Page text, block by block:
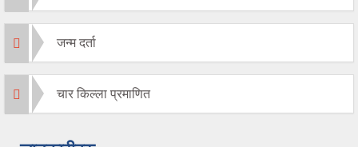
जन्म दर्ता
चार किल्ला प्रमाणित